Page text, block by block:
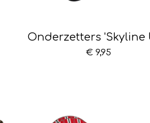
Onderzetters 'Skyline
€ 9,95